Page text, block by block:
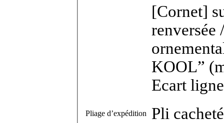
[Cornet]
renversée
KOOL” (majuscules ornementales cursives).
Ecart
Pliage d’expédition Pli cacheté